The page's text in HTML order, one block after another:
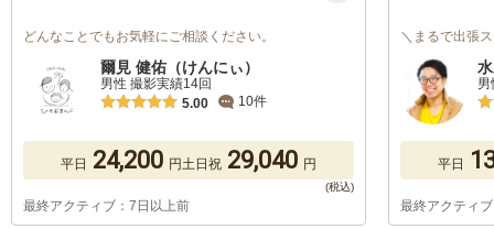
どんなことでもお気軽にご相談ください。
爾見 健佑（けんにぃ）
男性 撮影実績14回
5.00
10件
平日 24,200 円土日祝 29,040 円
最終アクティブ：7日以上前
＼まるで出張
平日
最終アクティ